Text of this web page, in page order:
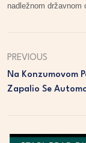
nadležnom državnom
PREVIOUS
Na Konzumovom
Zapalio Se